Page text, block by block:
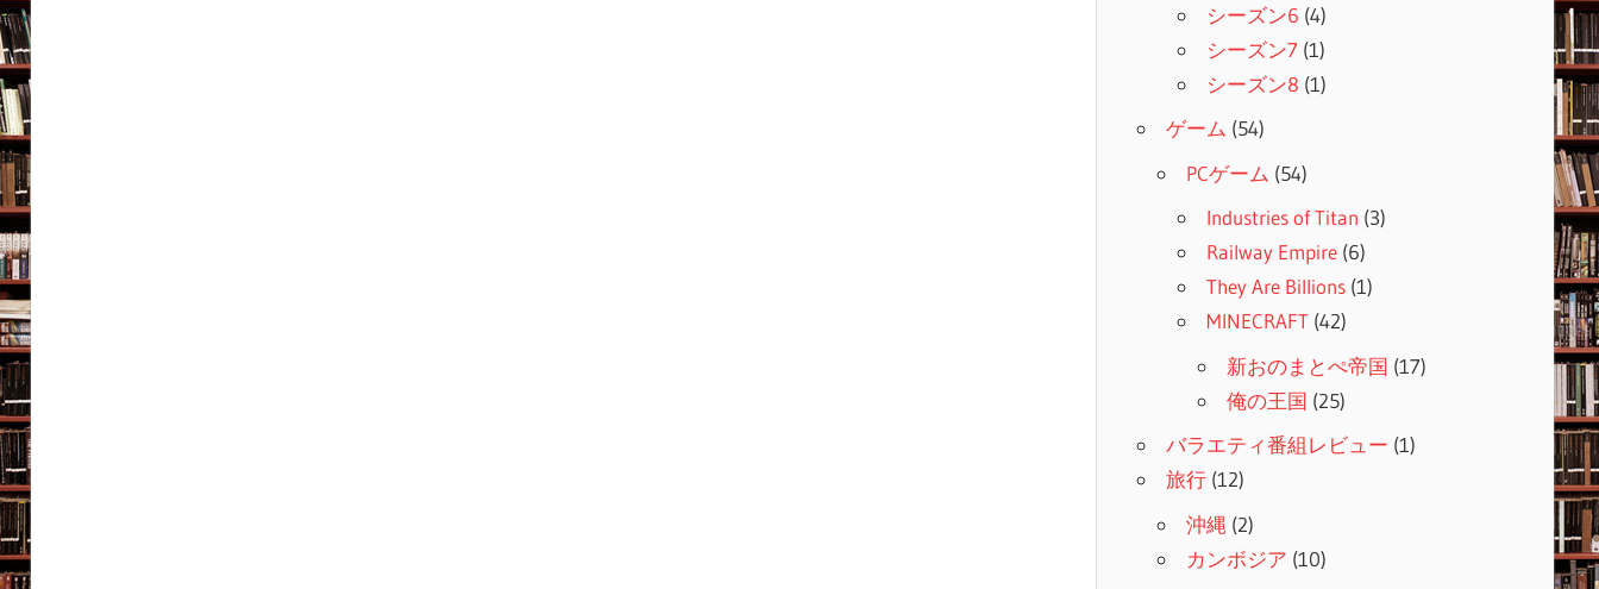
シーズン6 (4)
シーズン7 (1)
シーズン8 (1)
ゲーム (54)
PCゲーム (54)
Industries of Titan (3)
Railway Empire(6)
They Are Billions(1)
MINECRAFT(42)
新おのまとぺ帝国 (17)
俺の王国 (25)
バラエティ番組レビュー (1)
旅行(12)
沖縄 (2)
カンボジア (10)